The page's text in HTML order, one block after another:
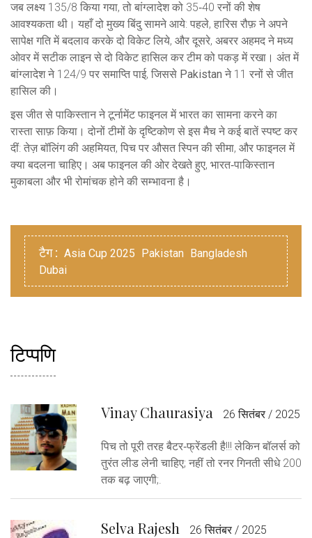
जब लक्ष्य 135/8 किया गया, तो बांग्लादेश को 35‑40 रनों की शेष
आवश्यकता थी। यहाँ दो मुख्य बिंदु सामने आये: पहले, हारिस रौफ़ ने अपने
सापेक्ष गति में बदलाव करके दो विकेट लिये, और दूसरे, अबरर अहमद ने मध्य
ओवर में सटीक लाइन से दो विकेट हासिल कर टीम को पकड़ में रखा। अंत में
बांग्लादेश ने 124/9 पर समाप्ति पाई, जिससे Pakistan ने 11 रनों से जीत
हासिल की।
इस जीत से पाकिस्तान ने टूर्नामेंट फाइनल में भारत का सामना करने का
रास्ता साफ़ किया। दोनों टीमों के दृष्टिकोण से इस मैच ने कई बातें स्पष्ट कर
दीं: तेज़ बॉलिंग की अहमियत, पिच पर औसत स्पिन की सीमा, और फाइनल में
क्या बदलना चाहिए। अब फाइनल की ओर देखते हुए, भारत‑पाकिस्तान
मुकाबला और भी रोमांचक होने की सम्भावना है।
टैग : Asia Cup 2025 Pakistan Bangladesh
Dubai
टिप्पणि
Vinay Chaurasiya 26 सितंबर / 2025
पिच तो पूरी तरह बैटर‑फ्रेंडली है!!! लेकिन बॉलर्स को
तुरंत लीड लेनी चाहिए; नहीं तो रनर गिनती सीधे 200
तक बढ़ जाएगी;.
Selva Rajesh 26 सितंबर / 2025